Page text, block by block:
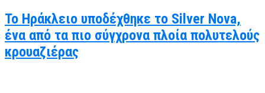
Το Ηράκλειο υποδέχθηκε το Silver Nova,
ένα από τα πιο σύγχρονα πλοία πολυτελούς
κρουαζιέρας